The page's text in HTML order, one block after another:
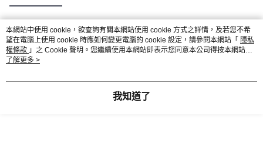
熱門標籤
本網站中使用 cookie，欲查詢有關本網站使用 cookie 方式之詳情，及若您不希
望在電腦上使用 cookie 時應如何變更電腦的 cookie 設定，請參閱本網站「 隱私
權條款 」之 Cookie 聲明。您繼續使用本網站即表示您同意本公司得按本網站使
用條款之 Cookie 聲明使用 cookie。
了解更多 >
我知道了